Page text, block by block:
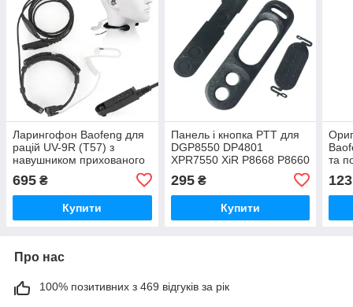
Ларингофон Baofeng для
рацій UV-9R (T57) з
навушником прихованого
695 ₴
Купити
Панель і кнопка PTT для
DGP8550 DP4801
XPR7550 XiR P8668 P8660
295₴
Купити
та
123
Про нас
100% позитивних з 469 відгуків за рік